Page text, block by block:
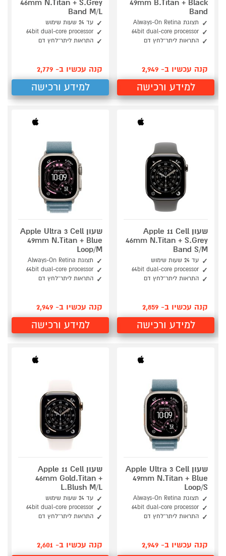
49mm B.Titan + Black
Band
תצוגת Always-On Retina
64bit dual-core processor
התראות ליתר־לחץ דם
קנה עכשיו ב- 2,949
למידע ורכישה
46mm N.Titan + S.Grey
Band M/L
עד 24 שעות שימוש
64bit dual-core processor
התראות ליתר־לחץ דם
קנה עכשיו ב- 2,779
למידע ורכישה
שעון Apple 11 Cell
46mm N.Titan + S.Grey
Band S/M
עד 24 שעות שימוש
64bit dual-core processor
התראות ליתר־לחץ דם
קנה עכשיו ב- 2,859
למידע ורכישה
שעון Apple Ultra 3 Cell
49mm N.Titan + Blue
Loop/M
תצוגת Always-On Retina
64bit dual-core processor
התראות ליתר־לחץ דם
קנה עכשיו ב- 2,949
למידע ורכישה
שעון Apple Ultra 3 Cell
49mm N.Titan + Blue
Loop/S
תצוגת Always-On Retina
64bit dual-core processor
התראות ליתר־לחץ דם
קנה עכשיו ב- 2,949
שעון Apple 11 Cell
46mm Gold.Titan +
L.Blush M/L
עד 24 שעות שימוש
64bit dual-core processor
התראות ליתר־לחץ דם
קנה עכשיו ב- 2,601